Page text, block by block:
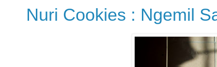
Nuri Cookies : Ngemil